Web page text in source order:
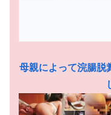
母親によって浣腸脱